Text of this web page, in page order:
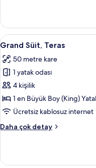
fazla
detay
Grand
Süit,
Teras
için
tüm
fotoğrafları
görün
7
Grand Süit, Teras
50 metre kare
1 yatak odası
4 kişilik
1 en Büyük Boy (King)
Ücretsiz kablosuz internet
Daha çok detay
Grand
daha